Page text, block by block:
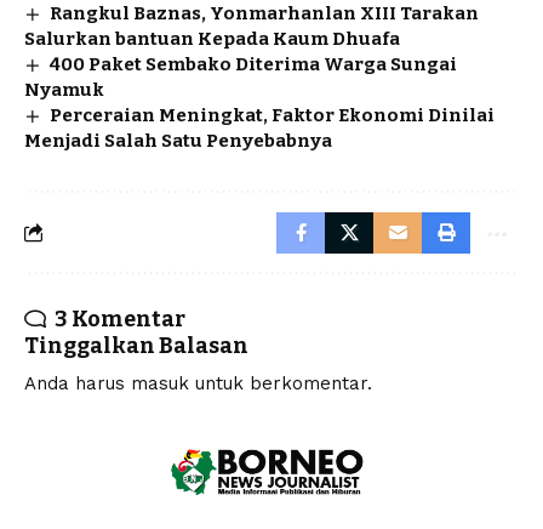
Rangkul Baznas, Yonmarhanlan XIII Tarakan
Salurkan bantuan Kepada Kaum Dhuafa
400 Paket Sembako Diterima Warga Sungai
Nyamuk
Perceraian Meningkat, Faktor Ekonomi Dinilai
Menjadi Salah Satu Penyebabnya
3 Komentar
Tinggalkan Balasan
Anda harus masuk untuk berkomentar.